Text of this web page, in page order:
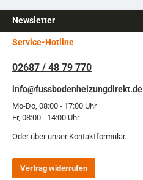
Newsletter
Service-Hotline
02687 / 48 79 770
info@fussbodenheizungdirekt.de
Mo-Do, 08:00 - 17:00 Uhr
Fr, 08:00 - 14:00 Uhr
Oder über unser Kontaktformular.
Vertrag widerrufen